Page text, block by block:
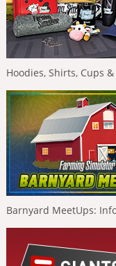
Hoodies, Shirts, Cups
Barnyard MeetUps: